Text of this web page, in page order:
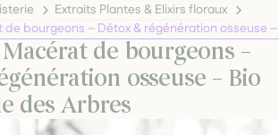
Extraits Plantes & Elixirs floraux
bourgeons – Détox & régénération osseuse
de bourgeons –
osseuse – Bio
des Arbres